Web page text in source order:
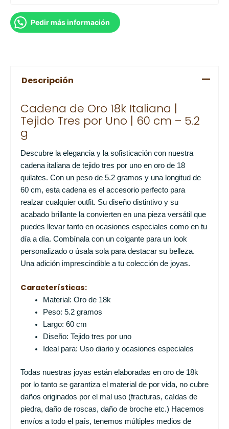
Pedir más información
Descripción
Cadena de Oro 18k Italiana |
Tejido Tres por Uno | 60 cm – 5.2
g
Descubre la elegancia y la sofisticación con nuestra
cadena italiana de tejido tres por uno en oro de 18
quilates. Con un peso de 5.2 gramos y una longitud de
60 cm, esta cadena es el accesorio perfecto para
realzar cualquier outfit. Su diseño distintivo y su
acabado brillante la convierten en una pieza versátil que
puedes llevar tanto en ocasiones especiales como en tu
día a día. Combínala con un colgante para un look
personalizado o úsala sola para destacar su belleza.
Una adición imprescindible a tu colección de joyas.
Características:
Material: Oro de 18k
Peso: 5.2 gramos
Largo: 60 cm
Diseño: Tejido tres por uno
Ideal para: Uso diario y ocasiones especiales
Todas nuestras joyas están elaboradas en oro de 18k
por lo tanto se garantiza el material de por vida, no cubre
daños originados por el mal uso (fracturas, caídas de
piedra, daño de roscas, daño de broche etc.) Hacemos
envíos a todo el país, tenemos múltiples medios de